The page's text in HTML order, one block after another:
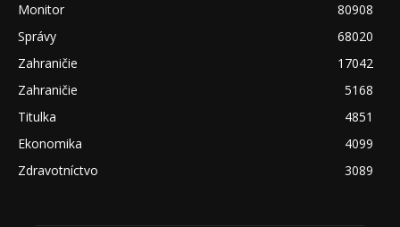
Monitor
80908
Správy
68020
Zahraničie
17042
Zahraničie
5168
Titulka
4851
Ekonomika
4099
Zdravotníctvo
3089